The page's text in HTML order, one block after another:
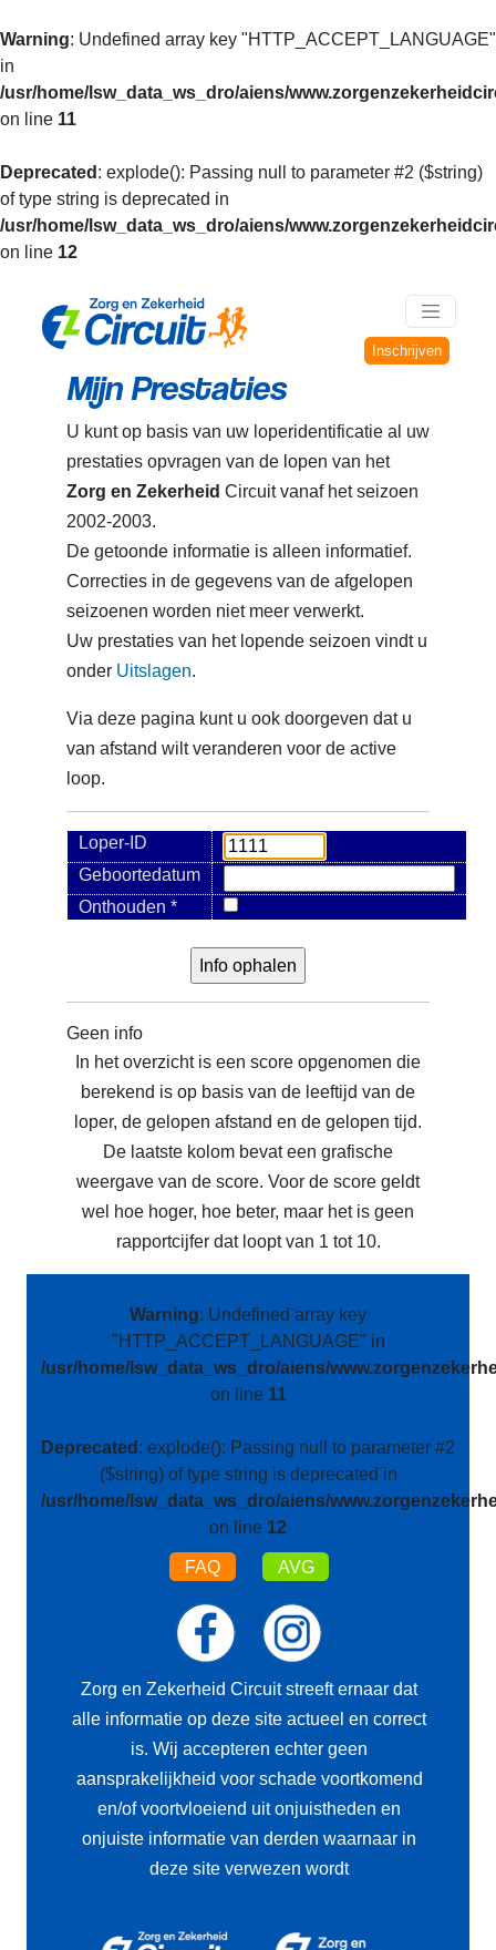
Warning: Undefined array key "HTTP_ACCEPT_LANGUAGE"
in
/usr/home/lsw_data_ws_dro/aiens/
on line 11
Deprecated : explode(): Passing null to parameter #2 ($string)
of type string is deprecated in
/usr/home/lsw_data_ws_dro/aiens/
on line 12
Inschrijven
Mijn Prestaties
U kunt op basis van uw loperidentificatie al uw
prestaties opvragen van de lopen van het
Zorg en Zekerheid Circuit vanaf het seizoen
2002-2003.
De getoonde informatie is alleen informatief.
Correcties in de gegevens van de afgelopen
seizoenen worden niet meer verwerkt.
Uw prestaties van het lopende seizoen vindt u
onder Uitslagen.
Via deze pagina kunt u ook doorgeven dat u
van afstand wilt veranderen voor de active
loop.
Loper-ID
Geboortedatum
Onthouden *
Geen info
In het overzicht is een score opgenomen die
berekend is op basis van de leeftijd van de
loper, de gelopen afstand en de gelopen tijd.
De laatste kolom bevat een grafische
weergave van de score. Voor de score geldt
wel hoe hoger, hoe beter, maar het is geen
rapportcijfer dat loopt van 1 tot 10.
Warning: Undefined array key
"HTTP_ACCEPT_LANGUAGE" in
/usr/home/lsw_data_ws_dro/aiens/
on line 11
Deprecated : explode(): Passing null to parameter #2
($string) of type string is deprecated in
/usr/home/lsw_data_ws_dro/aiens/
on line 12
FAQ AVG
Zorg en Zekerheid Circuit streeft ernaar dat
alle informatie op deze site actueel en correct
is. Wij accepteren echter geen
aansprakelijkheid voor schade voortkomend
en/of voortvloeiend uit onjuistheden en
onjuiste informatie van derden waarnaar in
deze site verwezen wordt